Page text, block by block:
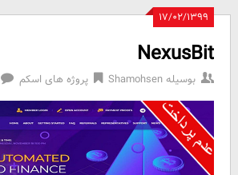
۱۷/۰۲/۱۳۹۹
NexusBit
بوسیلهShamohsen پروژه های اسکم